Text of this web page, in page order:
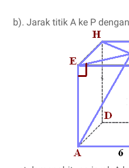
b). Jarak titik A ke P